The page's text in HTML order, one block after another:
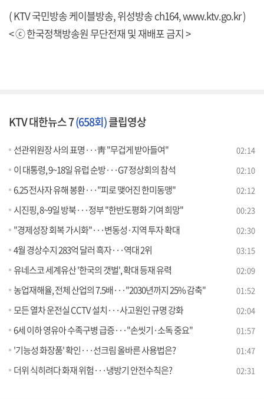
( KTV 국민방송 케이블방송, 위성방송 ch164,www.ktv.go.kr)
< ⓒ 한국정책방송원 무단전재 및 재배포 금지 >
KTV 대한뉴스 7(658회)클립영상
선관위원장 사의 표명···靑 "무겁게 받아들여" 02:14
이 대통령, 9~18일 유럽 순방···G7 정상회의 참석 02:10
6.25 전사자 유해 봉환···"피로 맺어진 한미동맹" 02:12
시진핑, 8~9일 방북···정부 "한반도평화 기여 희망" 00:23
"경제성장 회복 가시화"···변동성·지역 투자 확대 02:30
4월 경상수지 283억 달러 흑자···역대 2위 03:15
유네스코 세계유산 '한국의 갯벌', 확대 등재 유력 02:09
농업재해율, 전체 산업의 7.5배···"2030년까지 25% 감축" 01:52
모든 열차 운전실 CCTV 설치···사고원인 규명 강화 02:04
6세 이하 영유아 수족구병 급증···"손씻기·소독 중요" 01:57
'기능성 화장품' 확인···선크림 올바른 사용법은? 01:47
더위 식히려다 화재 위험···냉방기 안전수칙은? 02:31